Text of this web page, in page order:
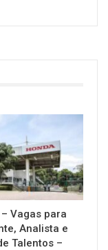
– Vagas para
Analista e
Talentos –